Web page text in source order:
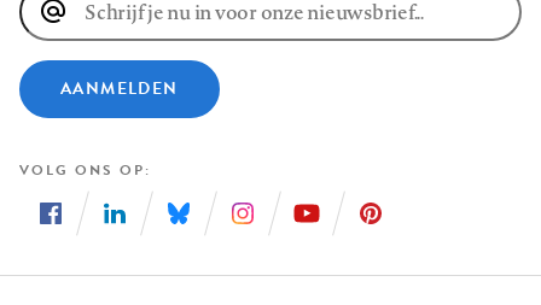
E-
mailadres
AANMELDEN
VOLG ONS OP
ons
ons
ons
ons
ons
ons